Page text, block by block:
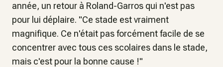
année, un retour à Roland-Garros qui n'est pas
pour lui déplaire. "Ce stade est vraiment
magnifique. Ce n'était pas forcément facile de se
concentrer avec tous ces scolaires dans le stade,
mais c'est pour la bonne cause !"